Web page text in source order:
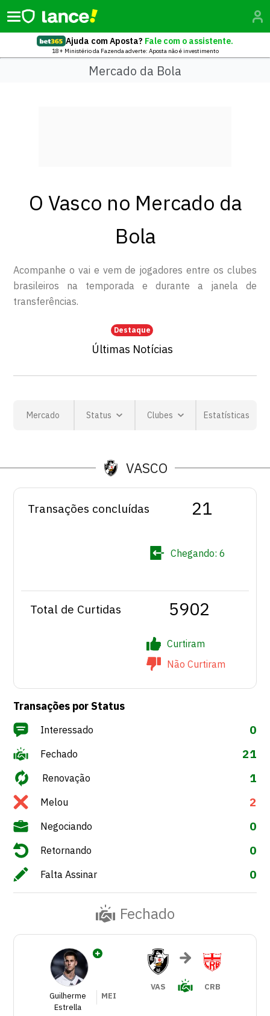
Ajuda com Aposta? Fale com o assistente.
18+ Ministério da Fazenda adverte: Aposta não é investimento
Mercado da Bola
O Vasco no Mercado da
Bola
Acompanhe o vai e vem de jogadores entre os clubes
brasileiros na temporada e durante a janela de
transferências.
Destaque
Últimas Notícias
Mercado Status Clubes Estatísticas
VASCO
Transações concluídas 21
Chegando: 6
Total de Curtidas 5902
Curtiram
Não Curtiram
Transações por Status
Interessado 0
Fechado 21
Renovação 1
Melou 2
Negociando 0
Retornando 0
Falta Assinar 0
Fechado
Guilherme
Estrella
MEI
VAS CRB